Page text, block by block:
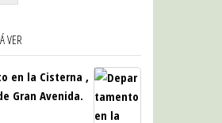
VER
en la Cisterna ,
Gran Avenida.